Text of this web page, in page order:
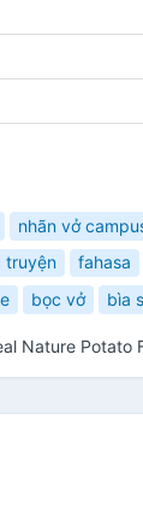
nhãn vở
truyện fahasa
bọc vở bìa
Nature Potato